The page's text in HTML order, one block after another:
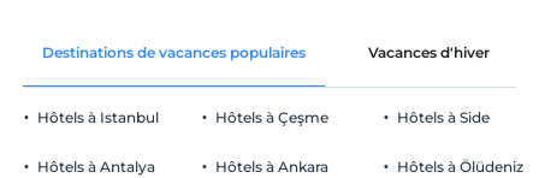
Destinations de vacances populaires Vacances d'hiver
Hôtels à Istanbul
Hôtels à Antalya
Hôtels à Çeşme
Hôtels à Ankara
Hôtels à Side
Hôtels à Ölüdeniz